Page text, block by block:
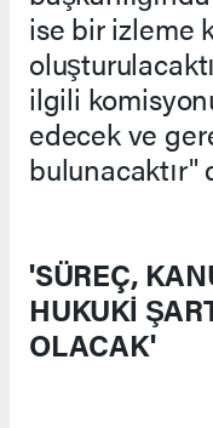
ise bir izleme
ilgili
edecek ve
bulunacaktır"
'SÜREÇ,
HUKUKİ
OLACAK'